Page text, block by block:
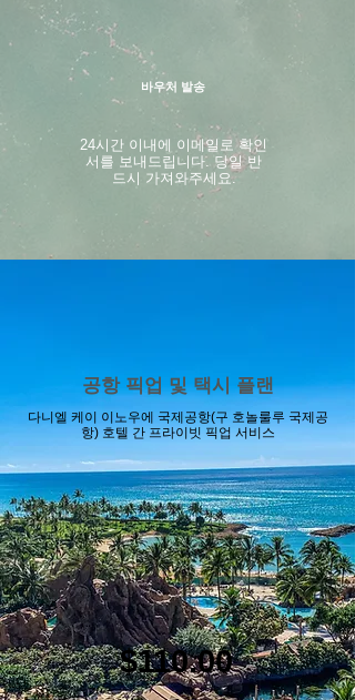
바우처 발송
24시간 이내에 이메일로 확인
서를 보내드립니다. 당일 반
드시 가져와주세요.
공항 픽업 및 택시 플랜
다니엘 케이 이노우에 국제공항(구 호놀룰루 국제공
항) 호텔 간 프라이빗 픽업 서비스
$110.00